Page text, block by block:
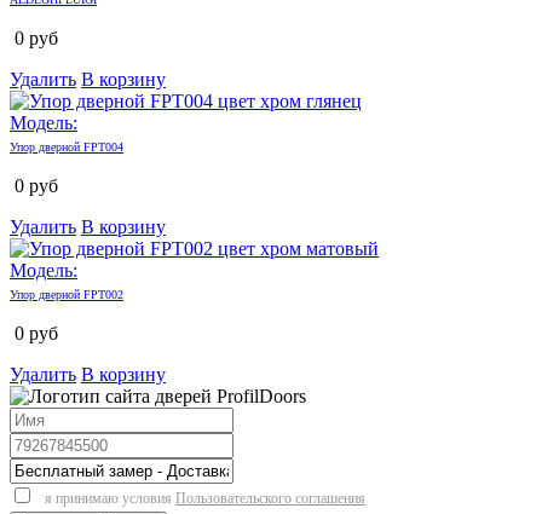
0 руб
Удалить В корзину
Модель:
Упор дверной FPT004
0 руб
Удалить В корзину
Модель:
Упор дверной FPT002
0 руб
Удалить В корзину
я принимаю условия Пользовательского соглашения